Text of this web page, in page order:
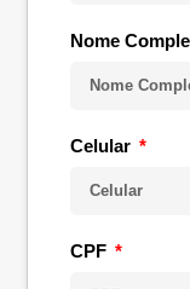
Nome
Celular
CPF